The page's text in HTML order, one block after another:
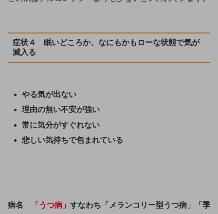
症状４ 眠いどころか、なにもかもローな状態で気が
滅入る
やる気が出ない
理由の無い不安が強い
常に気分がすぐれない
悲しい気持ちで包まれている
病名 「うつ病」 すなわち 「メランコリー型うつ病」
「季